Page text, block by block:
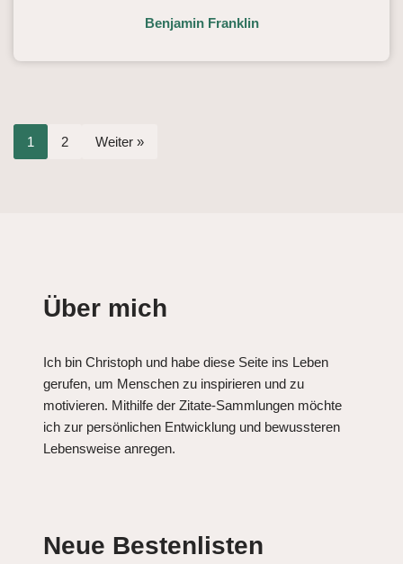
Benjamin Franklin
1 2 Weiter »
Über mich
Ich bin Christoph und habe diese Seite ins Leben
gerufen, um Menschen zu inspirieren und zu
motivieren. Mithilfe der Zitate-Sammlungen möchte
ich zur persönlichen Entwicklung und bewussteren
Lebensweise anregen.
Neue Bestenlisten